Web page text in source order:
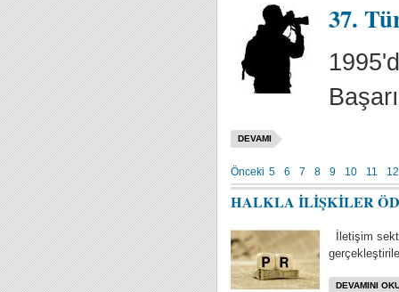
37.
DEVAMI
Önceki 5 6 7 8 9 10 11 12
HALKLA İLİŞKİLER
İletişim
DEVAMINI